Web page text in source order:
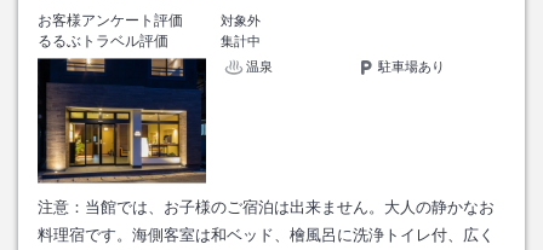
お客様アンケート評価
対象外
るるぶトラベル評価
集計中
温泉
駐車場あり
注意：当館では、お子様のご宿泊は出来ません。大人の静かなお
料理宿です。海側客室は和ベッド、檜風呂に洗浄トイレ付、広く